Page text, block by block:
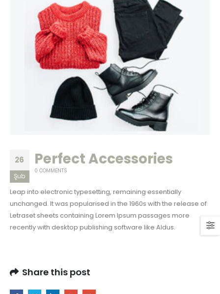
26
Şub
Perfect Accessories
0 COMMENTS
Leap into electronic typesetting, remaining essentially
unchanged. It was popularised in the 1960s with the release of
Letraset sheets containing Lorem Ipsum passages more
recently with desktop publishing software like Aldus.
Share this post